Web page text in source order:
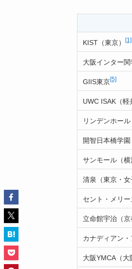
KIST（東京） [1]
大阪インター関
GIIS東京[5]
UWC ISAK（軽
リンデンホール
開智日本橋学園
サンモール（横
清泉（東京・女
セント・メリー
立命館宇治（京
カナディアン・
大阪YMCA（大